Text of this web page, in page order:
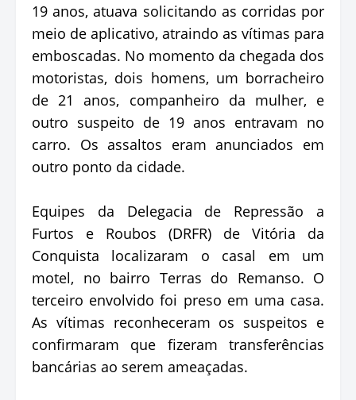
19 anos, atuava solicitando as corridas por
meio de aplicativo, atraindo as vítimas para
emboscadas. No momento da chegada dos
motoristas, dois homens, um borracheiro
de 21 anos, companheiro da mulher, e
outro suspeito de 19 anos entravam no
carro. Os assaltos eram anunciados em
outro ponto da cidade.
Equipes da Delegacia de Repressão a
Furtos e Roubos (DRFR) de Vitória da
Conquista localizaram o casal em um
motel, no bairro Terras do Remanso. O
terceiro envolvido foi preso em uma casa.
As vítimas reconheceram os suspeitos e
confirmaram que fizeram transferências
bancárias ao serem ameaçadas.